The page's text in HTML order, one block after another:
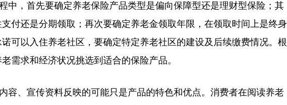
，首先要确定养老保险产品类型是偏向保障型还是理财型保险；其
付还是分期领取；再次要确定养老金领取年限，在领取时间上是终身
可以入住养老社区，要确定特定养老社区的建设及后续缴费情况。根
需求和经济状况挑选到适合的保险产品。
、宣传资料反映的可能只是产品的特色和优点。消费者在阅读养老